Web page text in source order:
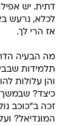
דתית. יש
לכלא, נרעש
אז הרי לך.
מה הבעיה
תלמידות
והן עלולות
כיצד?
זכה ב"כוכב
המונדיאל?